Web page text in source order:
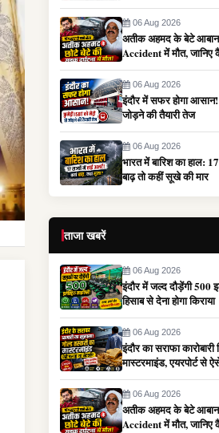
06 Aug 2026
अतीक अहमद के बेटे
Accident में मौत,
06 Aug 2026
इंदौर में सफर होगा
जोड़ने की तैयारी तेज
06 Aug 2026
भारत में बारिश का हाल:
बाढ़ तो कहीं सूखे की मार
ताजा खबरें
06 Aug 2026
इंदौर में जल्द दौड़ेंगी
हिसाब से देना होगा किराया
06 Aug 2026
इंदौर का सराफा
मास्टरमाइंड, एयरपोर्ट से
06 Aug 2026
अतीक अहमद के बेटे
Accident में मौत,